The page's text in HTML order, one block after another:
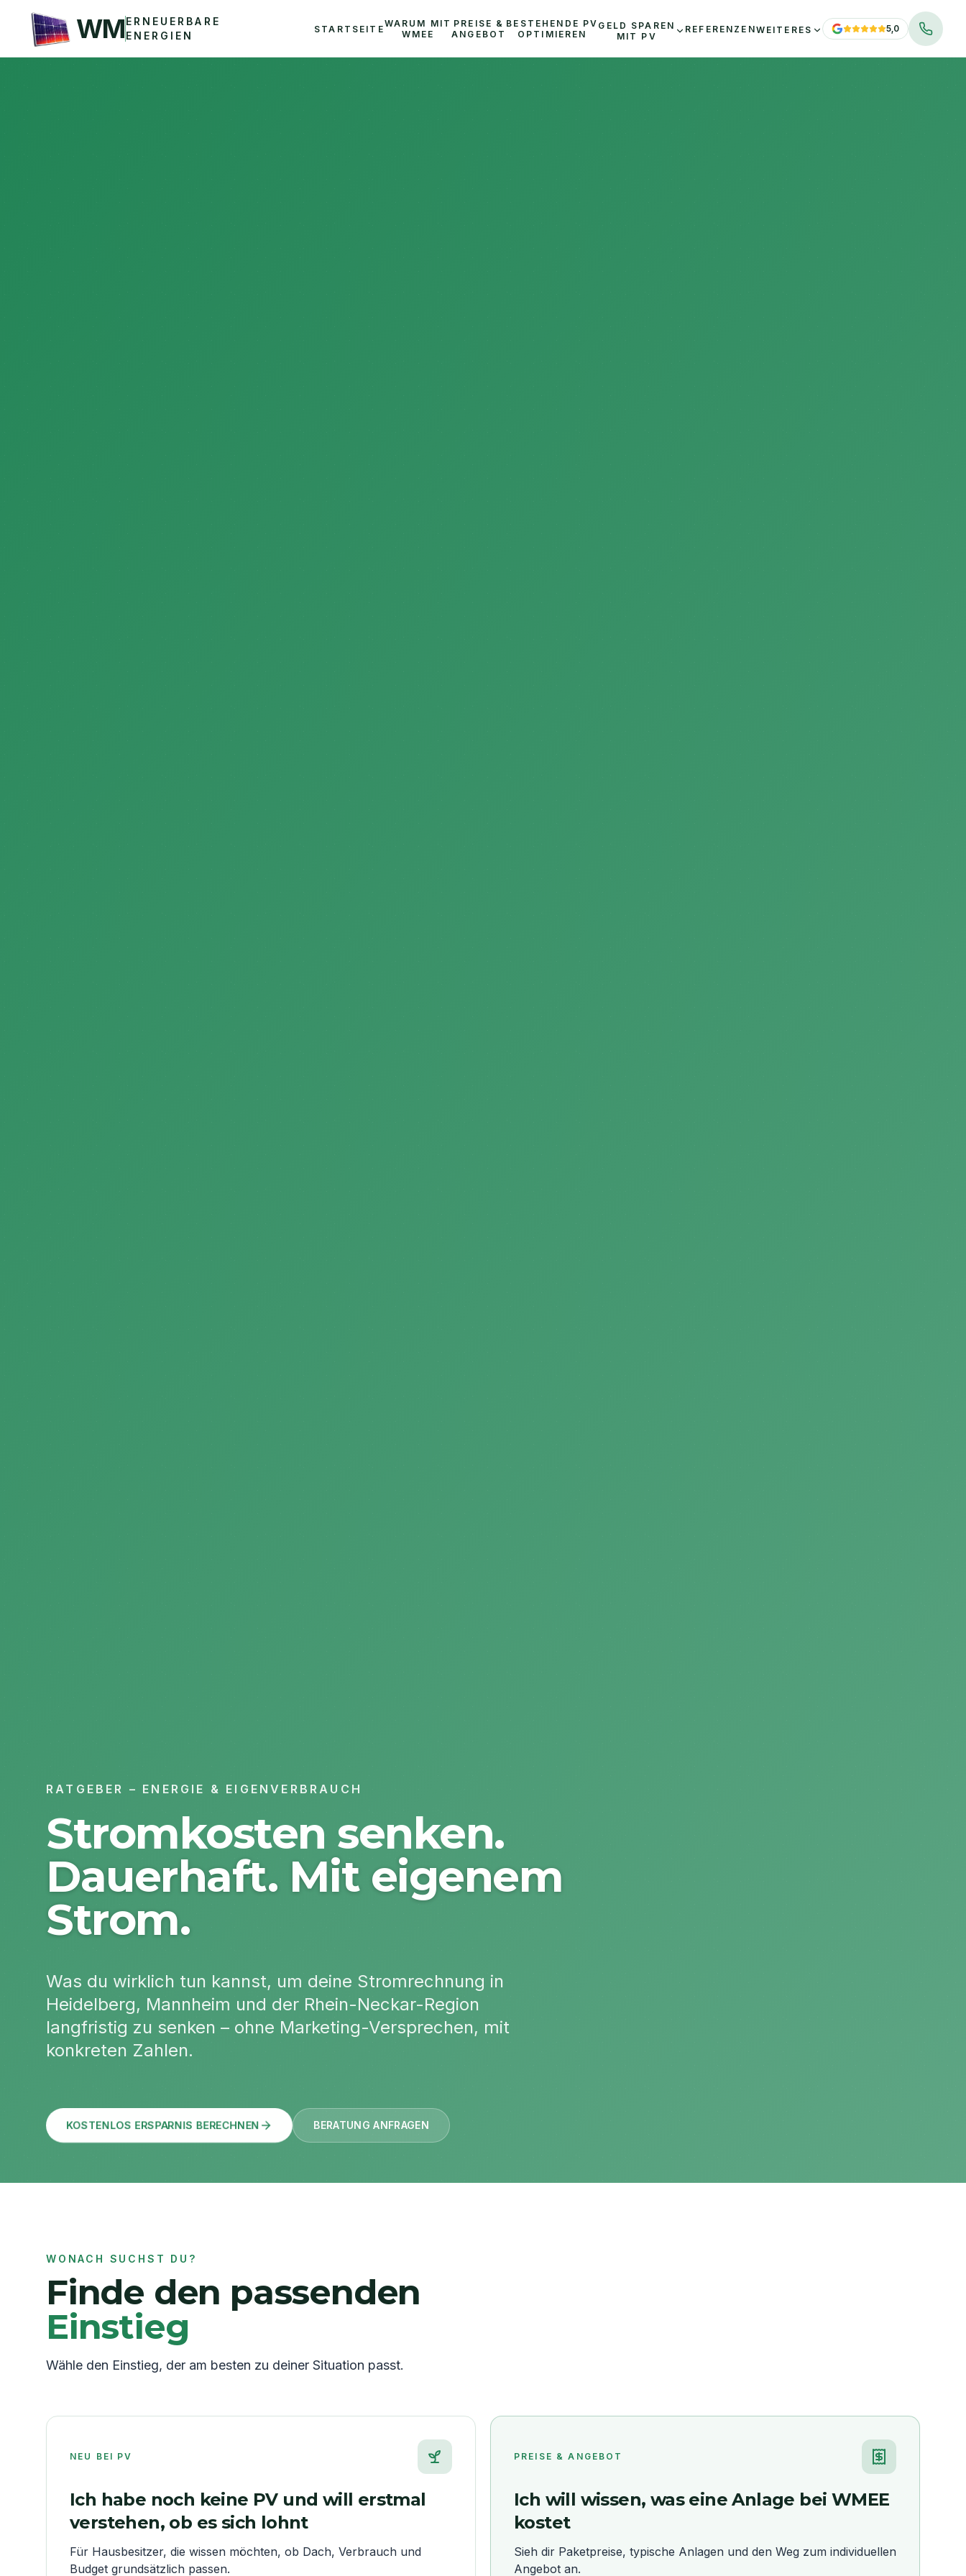
WMERNEUERBARE
ENERGIEN
STARTSEITEWARUM MIT
WMEE
PREISE &
ANGEBOT
BESTEHENDE PV
OPTIMIEREN
GELD SPAREN
MIT PV
REFERENZENWEITERES 5,0
RATGEBER – ENERGIE & EIGENVERBRAUCH
Stromkosten senken.
Dauerhaft. Mit eigenem
Strom.
Was du wirklich tun kannst, um deine Stromrechnung in
Heidelberg, Mannheim und der Rhein-Neckar-Region
langfristig zu senken – ohne Marketing-Versprechen, mit
konkreten Zahlen.
KOSTENLOS ERSPARNIS BERECHNEN BERATUNG ANFRAGEN
WONACH SUCHST DU?
Finde den passenden
Einstieg
Wähle den Einstieg, der am besten zu deiner Situation passt.
NEU BEI PV
Ich habe noch keine PV und will erstmal
verstehen, ob es sich lohnt
Für Hausbesitzer, die wissen möchten, ob Dach, Verbrauch und
Budget grundsätzlich passen.
PREISE & ANGEBOT
Ich will wissen, was eine Anlage bei WMEE
kostet
Sieh dir Paketpreise, typische Anlagen und den Weg zum individuellen
Angebot an.